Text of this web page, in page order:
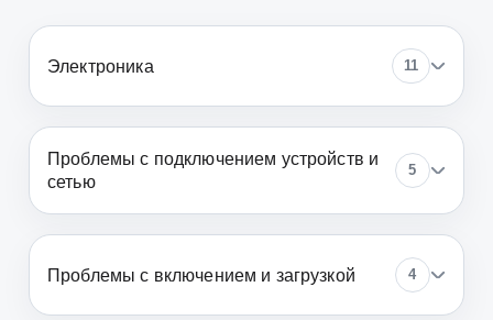
Электроника 11
Проблемы с подключением устройств и
сетью
5
Проблемы с включением и загрузкой 4